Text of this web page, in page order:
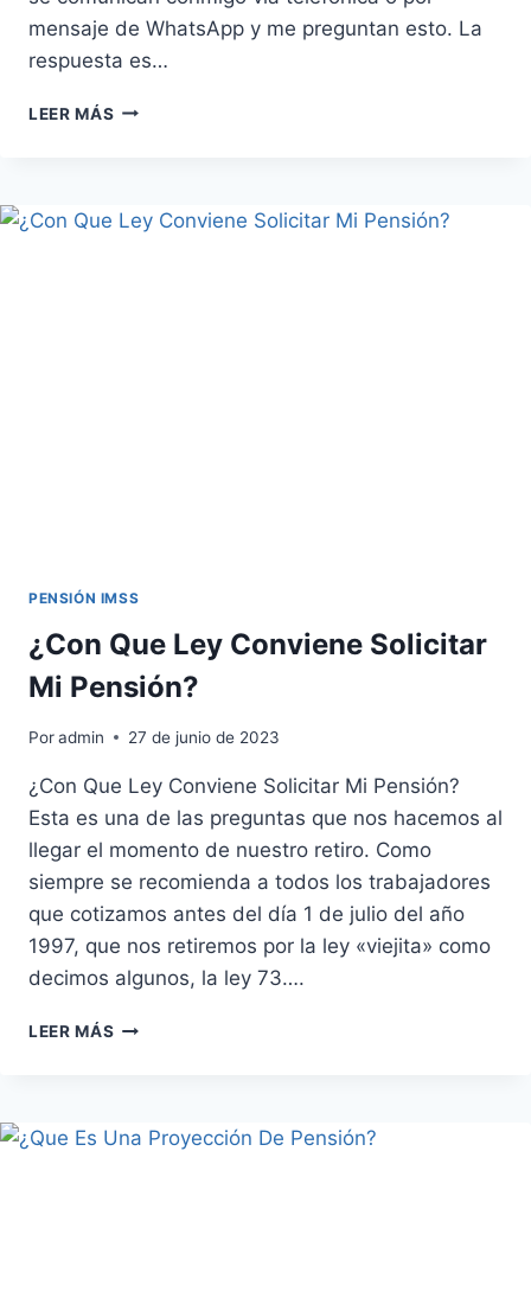
mensaje de WhatsApp y me preguntan esto. La
respuesta es…
LEER MÁS APLICAR
PENSIONADO
PENSIÓN IMSS
¿Con Que Ley Conviene Solicitar
Mi Pensión?
Poradmin 27 de junio de 2023
¿Con Que Ley Conviene Solicitar Mi Pensión?
Esta es una de las preguntas que nos hacemos al
llegar el momento de nuestro retiro. Como
siempre se recomienda a todos los trabajadores
que cotizamos antes del día 1 de julio del año
1997, que nos retiremos por la ley «viejita» como
decimos algunos, la ley 73….
LEER MÁS ¿CON
MI